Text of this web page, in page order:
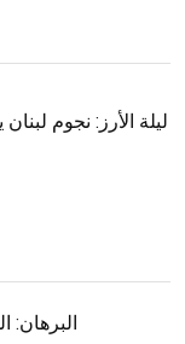
ليلة الأرز: نجوم